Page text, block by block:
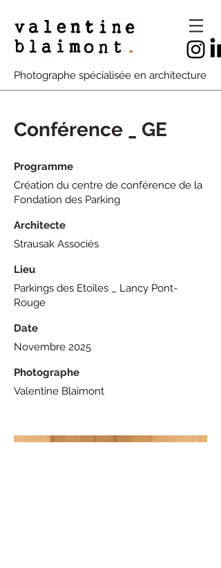
Photographe spécialisée en architecture
Conférence _ GE
Programme
Création du centre de conférence de la
Fondation des Parking
Architecte
Strausak Associés
Lieu
Parkings des Etoiles _ Lancy Pont-
Rouge
Date
Novembre 2025
Photographe
Valentine Blaimont